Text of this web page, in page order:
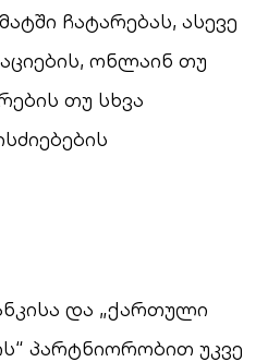
ჩატარებას, ასევე
ონლაინ თუ
თუ სხვა
და „ქართული
პარტნიორობით უკვე